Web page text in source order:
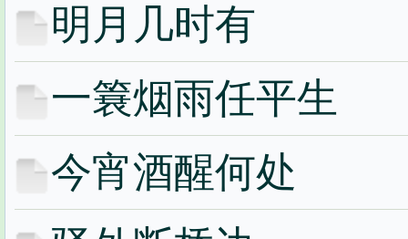
明月几时有
一簔烟雨任平生
今宵酒醒何处